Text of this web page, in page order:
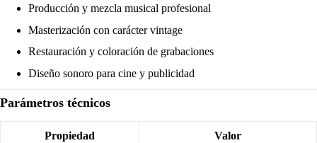
Producción y mezcla musical profesional
Masterización con carácter vintage
Restauración y coloración de grabaciones
Diseño sonoro para cine y publicidad
Parámetros técnicos
Propiedad Valor